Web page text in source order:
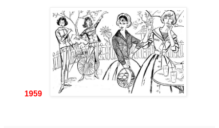
1959